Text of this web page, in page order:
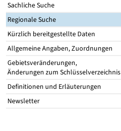
Sachliche Suche
Regionale Suche
Kürzlich bereitgestellte Daten
Allgemeine Angaben, Zuordnungen
Gebietsveränderungen,
Änderungen zum Schlüsselverzeichnis
Definitionen und Erläuterungen
Newsletter